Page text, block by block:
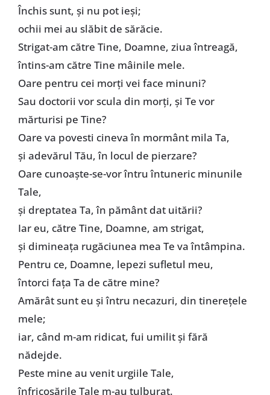
Închis sunt, şi nu pot ieşi;
ochii mei au slăbit de sărăcie.
Strigat-am către Tine, Doamne, ziua întreagă,
întins-am către Tine mâinile mele.
Oare pentru cei morţi vei face minuni?
Sau doctorii vor scula din morţi, şi Te vor
mărturisi pe Tine?
Oare va povesti cineva în mormânt mila Ta,
şi adevărul Tău, în locul de pierzare?
Oare cunoaşte-se-vor întru întuneric minunile
Tale,
şi dreptatea Ta, în pământ dat uitării?
Iar eu, către Tine, Doamne, am strigat,
şi dimineaţa rugăciunea mea Te va întâmpina.
Pentru ce, Doamne, lepezi sufletul meu,
întorci faţa Ta de către mine?
Amărât sunt eu şi întru necazuri, din tinereţele
mele;
iar, când m-am ridicat, fui umilit şi fără
nădejde.
Peste mine au venit urgiile Tale,
înfricoşările Tale m-au tulburat.